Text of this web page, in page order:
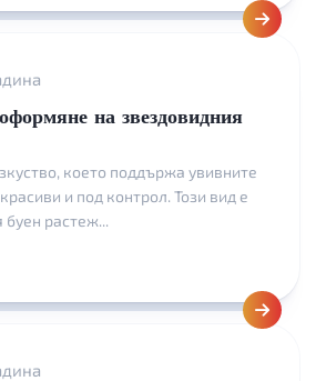
на звездовидния
което поддържа увивните
и под контрол. Този вид е
буен растеж...